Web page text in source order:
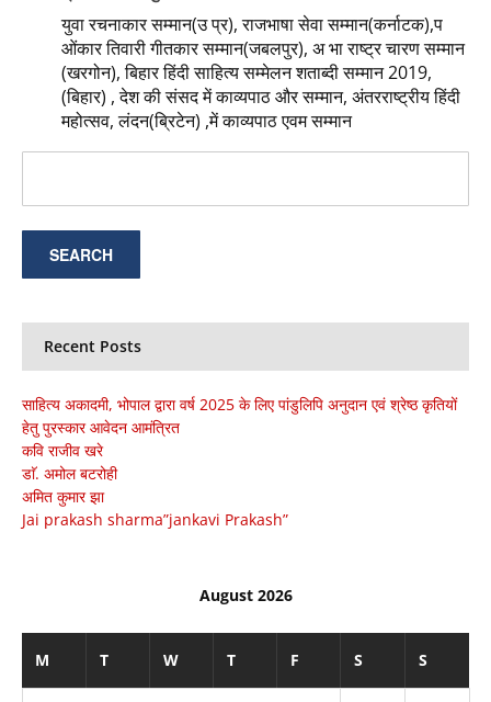
युवा रचनाकार सम्मान(उ प्र), राजभाषा सेवा सम्मान(कर्नाटक),प
ओंकार तिवारी गीतकार सम्मान(जबलपुर), अ भा राष्ट्र चारण सम्मान
(खरगोन), बिहार हिंदी साहित्य सम्मेलन शताब्दी सम्मान 2019,
(बिहार) , देश की संसद में काव्यपाठ और सम्मान, अंतरराष्ट्रीय हिंदी
महोत्सव, लंदन(ब्रिटेन) ,में काव्यपाठ एवम सम्मान
Recent Posts
साहित्य अकादमी, भोपाल द्वारा वर्ष 2025 के लिए पांडुलिपि अनुदान एवं श्रेष्ठ कृतियों
हेतु पुरस्कार आवेदन आमंत्रित
कवि राजीव खरे
डाॅ. अमोल बटरोही
अमित कुमार झा
Jai prakash sharma”jankavi Prakash”
August 2026
M T W T F S S